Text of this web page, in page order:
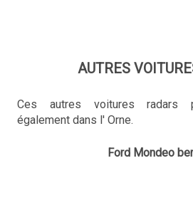
AUTRES
Ces autres voitures radars
également dans l' Orne.
Ford Mondeo